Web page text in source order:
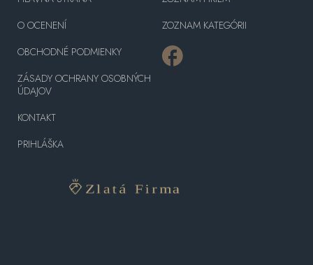
O OCENENÍ
OBCHODNÉ PODMIENKY
ZÁSADY OCHRANY OSOBNÝCH
ÚDAJOV
KONTAKT
PRIHLÁŠKA
ZOZNAM KATEGÓRII